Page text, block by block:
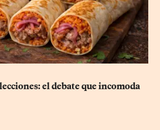
el debate que incomoda